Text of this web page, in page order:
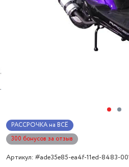
РАССРОЧКА на ВСЁ
300 бонусов за отзыв
Артикул: #ade35e85-ea4f-11ed-8483-